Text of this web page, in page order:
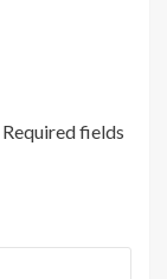
Required fields